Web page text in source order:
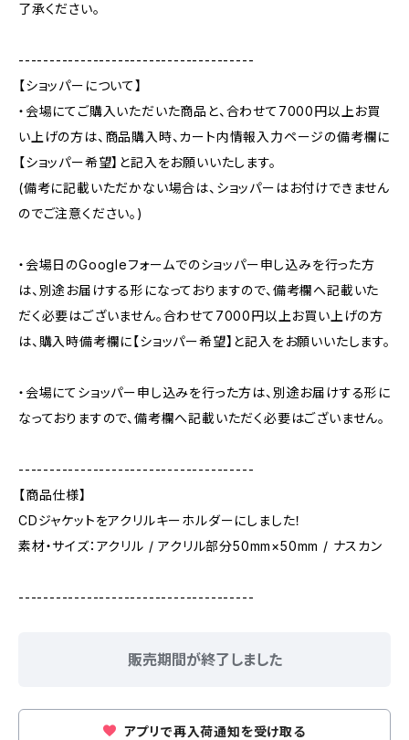
了承ください。
--------------------------------------
【ショッパーについて】
・会場にてご購入いただいた商品と、合わせて7000円以上お買
い上げの方は、商品購入時、カート内情報入力ページの備考欄に
【ショッパー希望】と記入をお願いいたします。
(備考に記載いただかない場合は、ショッパーはお付けできません
のでご注意ください。)
・会場日のGoogleフォームでのショッパー申し込みを行った方
は、別途お届けする形になっておりますので、備考欄へ記載いた
だく必要はございません。合わせて7000円以上お買い上げの方
は、購入時備考欄に【ショッパー希望】と記入をお願いいたします。
・会場にてショッパー申し込みを行った方は、別途お届けする形に
なっておりますので、備考欄へ記載いただく必要はございません。
--------------------------------------
【商品仕様】
CDジャケットをアクリルキーホルダーにしました！
素材・サイズ：アクリル / アクリル部分50mm×50mm / ナスカン
--------------------------------------
販売期間が終了しました
アプリで再入荷通知を受け取る